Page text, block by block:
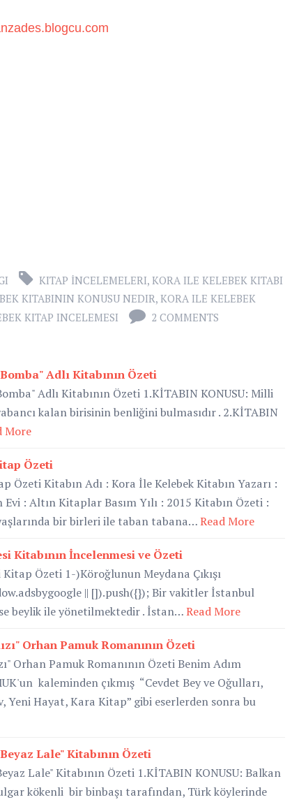
KITAP İNCELEMELERI, KORA ILE KELEBEK KITABI
KITABININ KONUSU NEDIR, KORA ILE KELEBEK
KITAP INCELEMESI 2 COMMENTS
Adlı Kitabının Özeti
Adlı Kitabının Özeti 1.KİTABIN KONUSU: Milli
kalan birisinin benliğini bulmasıdır . 2.KİTABIN
More
Özeti
Özeti Kitabın Adı : Kora İle Kelebek Kitabın Yazarı :
Evi : Altın Kitaplar Basım Yılı : 2015 Kitabın Özeti :
bir birleri ile taban tabana…Read More
Kitabının İncelenmesi ve Özeti
Özeti 1-)Köroğlunun Meydana Çıkışı
|| []).push({}); Bir vakitler İstanbul
beylik ile yönetilmektedir . İstan…Read More
Orhan Pamuk Romanının Özeti
Orhan Pamuk Romanının Özeti Benim Adım
kaleminden çıkmış “Cevdet Bey ve Oğulları,
Yeni Hayat, Kara Kitap” gibi eserlerden sonra bu
Lale" Kitabının Özeti
Lale" Kitabının Özeti 1.KİTABIN KONUSU: Balkan
kökenli bir binbaşı tarafından, Türk köylerinde